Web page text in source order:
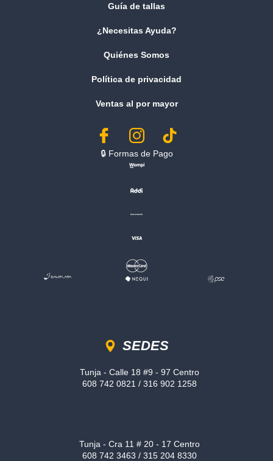
Guía de tallas
¿Necesitas Ayuda?
Quiénes Somos
Política de privacidad
Ventas al por mayor
🔒︎ Formas de Pago
SEDES
Tunja - Calle 18 #9 - 97 Centro
608 742 0821 / 316 902 1258
Tunja - Cra 11 # 20 - 17 Centro
608 742 3463 / 315 204 8330